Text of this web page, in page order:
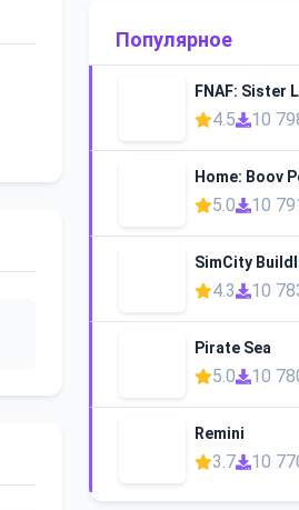
Популярное
FNAF: Sister
4.5 10
Home: Boov
5.0 10
SimCity
4.3 10
Pirate Sea
5.0 10
Remini
3.7 10